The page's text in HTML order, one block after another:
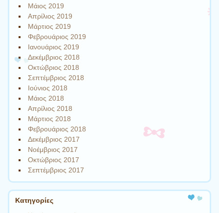
Μάιος 2019
Απρίλιος 2019
Μάρτιος 2019
Φεβρουάριος 2019
Ιανουάριος 2019
Δεκέμβριος 2018
Οκτώβριος 2018
Σεπτέμβριος 2018
Ιούνιος 2018
Μάιος 2018
Απρίλιος 2018
Μάρτιος 2018
Φεβρουάριος 2018
Δεκέμβριος 2017
Νοέμβριος 2017
Οκτώβριος 2017
Σεπτέμβριος 2017
Kατηγορίες